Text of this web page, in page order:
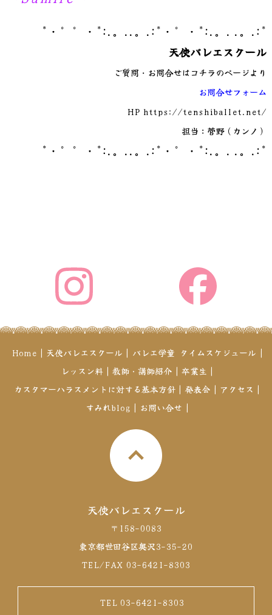
*・゜゜・*:.。..。.:*・゜・*:.。. .。.:*
天使バレエスクール
ご質問・お問合せはコチラのページより
お問合せフォーム
HP https://tenshiballet.net/
担当：菅野（カンノ）
*・゜゜・*:.。..。.:*・゜・*:.。. .。.:*
Home | 天使バレエスクール | バレエ学童 タイムスケジュール |
レッスン料 | 教師・講師紹介 | 卒業生 |
カスタマーハラスメントに対する基本方針 | 発表会 | アクセス |
すみれblog | お問い合せ |
天使バレエスクール
〒158-0083
東京都世田谷区奥沢3-35-20
TEL/FAX 03-6421-8303
TEL 03-6421-8303